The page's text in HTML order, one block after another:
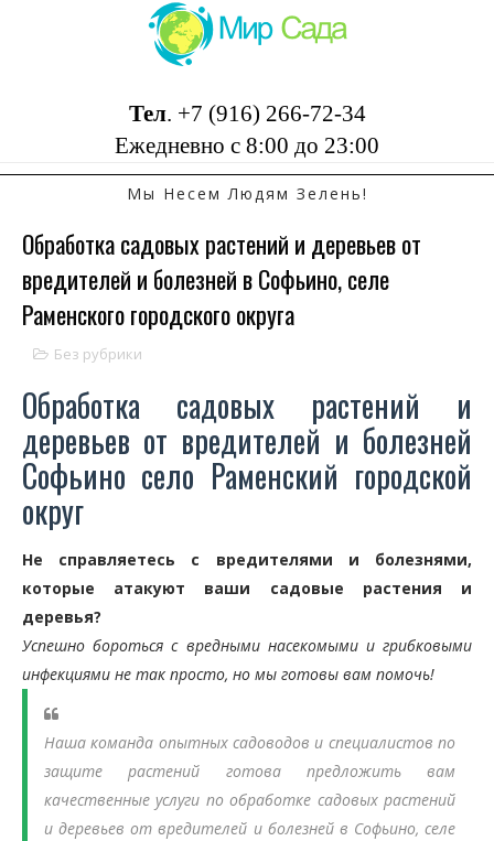
Тел. +7 (916) 266-72-34
Ежедневно с 8:00 до 23:00
Мы Несем Людям Зелень!
Обработка садовых растений и деревьев от
вредителей и болезней в Софьино, селе
Раменского городского округа
Без рубрики
Обработка садовых растений и
деревьев от вредителей и болезней
Софьино село Раменский городской
округ
Не справляетесь с вредителями и болезнями,
которые атакуют ваши садовые растения и
деревья?
Успешно бороться с вредными насекомыми и грибковыми
инфекциями не так просто, но мы готовы вам помочь!
Наша команда опытных садоводов и специалистов по
защите растений готова предложить вам
качественные услуги по обработке садовых растений
и деревьев от вредителей и болезней в Софьино, селе